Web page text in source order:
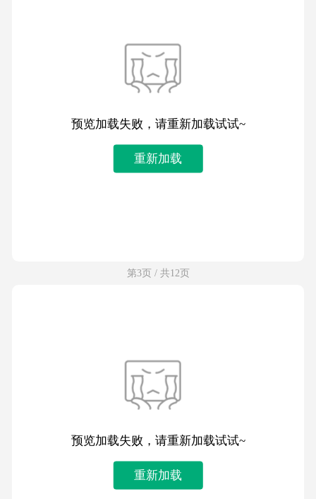
预览加载失败，请重新加载试试~
重新加载
第3页 / 共12页
预览加载失败，请重新加载试试~
重新加载